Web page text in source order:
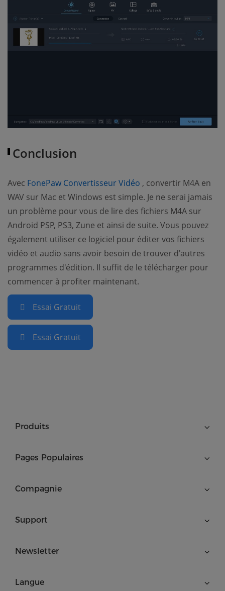
Conclusion
Avec FonePaw Convertisseur Vidéo (opens new window)
, convertir M4A en
WAV sur Mac et Windows est simple. Je ne serai jamais
un problème pour vous de lire des fichiers M4A sur
Android PSP, PS3, Zune et ainsi de suite. Vous pouvez
également utiliser ce logiciel pour éditer vos fichiers
vidéo et audio sans avoir besoin de trouver d'autres
programmes d'édition. Il suffit de le télécharger pour
commencer à profiter maintenant.
Essai Gratuit
Essai Gratuit
Produits
Pages Populaires
Compagnie
Support
Newsletter
Langue